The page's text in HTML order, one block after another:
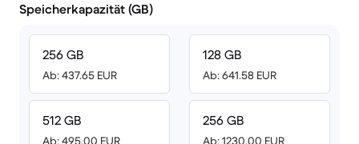
Speicherkapazität (GB)
256 GB
Ab: 437.65 EUR
512 GB
Ab: 495.00 EUR
128 GB
Ab: 641.58 EUR
256 GB
Ab: 1230.00 EUR